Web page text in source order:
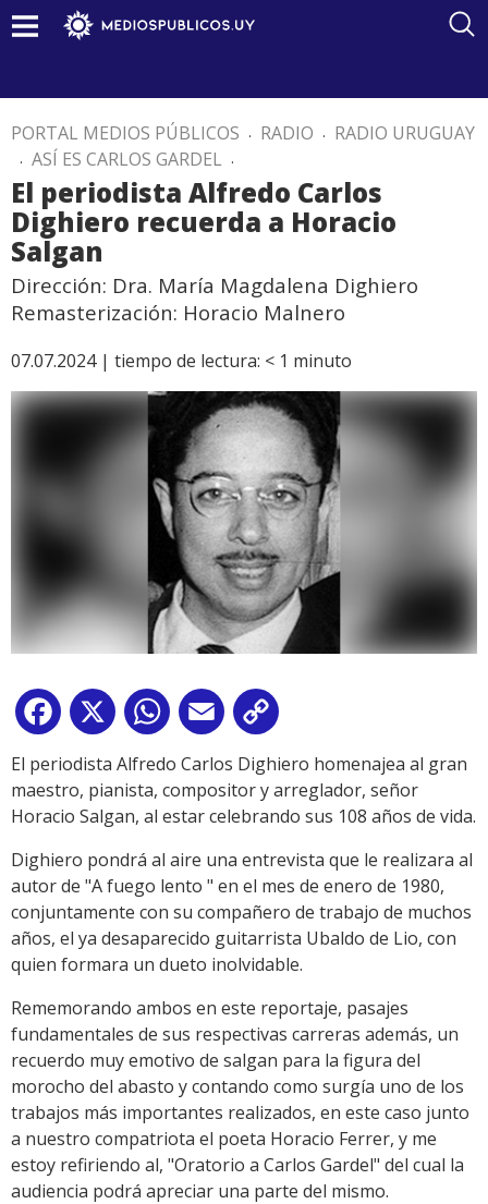
PORTAL MEDIOS PÚBLICOS . RADIO . RADIO URUGUAY
. ASÍ ES CARLOS GARDEL .
El periodista Alfredo Carlos
Dighiero recuerda a Horacio
Salgan
Dirección: Dra. María Magdalena Dighiero
Remasterización: Horacio Malnero
07.07.2024 | tiempo de lectura: < 1 minuto
Facebook
X WhatsApp
Email
Link
El periodista Alfredo Carlos Dighiero homenajea al gran
maestro, pianista, compositor y arreglador, señor
Horacio Salgan, al estar celebrando sus 108 años de vida.
Dighiero pondrá al aire una entrevista que le realizara al
autor de "A fuego lento " en el mes de enero de 1980,
conjuntamente con su compañero de trabajo de muchos
años, el ya desaparecido guitarrista Ubaldo de Lio, con
quien formara un dueto inolvidable.
Rememorando ambos en este reportaje, pasajes
fundamentales de sus respectivas carreras además, un
recuerdo muy emotivo de salgan para la figura del
morocho del abasto y contando como surgía uno de los
trabajos más importantes realizados, en este caso junto
a nuestro compatriota el poeta Horacio Ferrer, y me
estoy refiriendo al, "Oratorio a Carlos Gardel" del cual la
audiencia podrá apreciar una parte del mismo.